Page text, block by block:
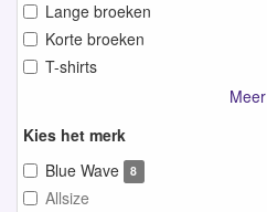
Lange broeken
Korte broeken
T-shirts
Meer
Kies het merk
Blue Wave
8
Allsize